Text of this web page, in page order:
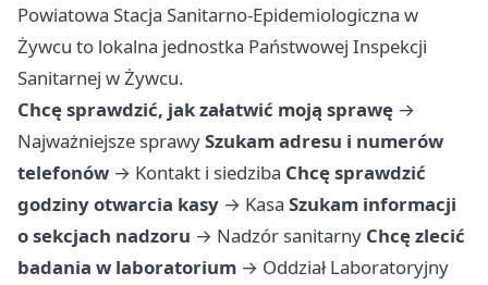
Powiatowa Stacja Sanitarno-Epidemiologiczna w
Żywcu to lokalna jednostka Państwowej Inspekcji
Sanitarnej w Żywcu.
Chcę sprawdzić, jak załatwić moją sprawę →
Najważniejsze sprawySzukam adresu i numerów
telefonów → Kontakt i siedziba Chcę sprawdzić
godziny otwarcia kasy → Kasa Szukam informacji
o sekcjach nadzoru → Nadzór sanitarny Chcę zlecić
badania w laboratorium → Oddział Laboratoryjny